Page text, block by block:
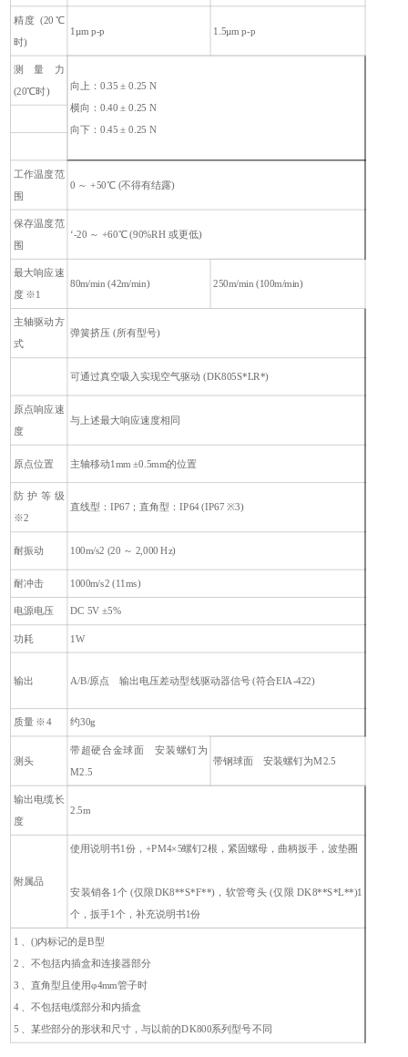
精度 (20℃
时)
1µm p-p 1.5µm p-p
测量力
(20℃时)
向上：0.35 ± 0.25 N
横向：0.40 ± 0.25 N
向下：0.45 ± 0.25 N
工作温度范
围
0 ～ +50℃ (不得有结露)
保存温度范
围
‘-20 ～ +60℃ (90%RH 或更低)
最大响应速
度 ※1
80m/min (42m/min) 250m/min (100m/min)
主轴驱动方
式
弹簧挤压 (所有型号)
可通过真空吸入实现空气驱动 (DK805S*LR*)
原点响应速
度
与上述最大响应速度相同
原点位置 主轴移动1mm ±0.5mm的位置
防护等级
※2
直线型：IP67；直角型：IP64 (IP67 ※3)
耐振动 100m/s2 (20 ～ 2,000 Hz)
耐冲击 1000m/s2 (11ms)
电源电压 DC 5V ±5%
功耗 1W
输出 A/B/原点 输出电压差动型线驱动器信号 (符合EIA-422)
质量 ※4 约30g
测头
带超硬合金球面 安装螺钉为
M2.5
带钢球面 安装螺钉为M2.5
输出电缆长
度
2.5m
附属品
使用说明书1份，+PM4×5螺钉2根，紧固螺母，曲柄扳手，波垫圈
安装销各1个 (仅限DK8**S*F**)，软管弯头 (仅限 DK8**S*L**)1
个，扳手1个，补充说明书1份
1 、()内标记的是B型
2 、不包括内插盒和连接器部分
3 、直角型且使用φ4mm管子时
4 、不包括电缆部分和内插盒
5 、某些部分的形状和尺寸，与以前的DK800系列型号不同